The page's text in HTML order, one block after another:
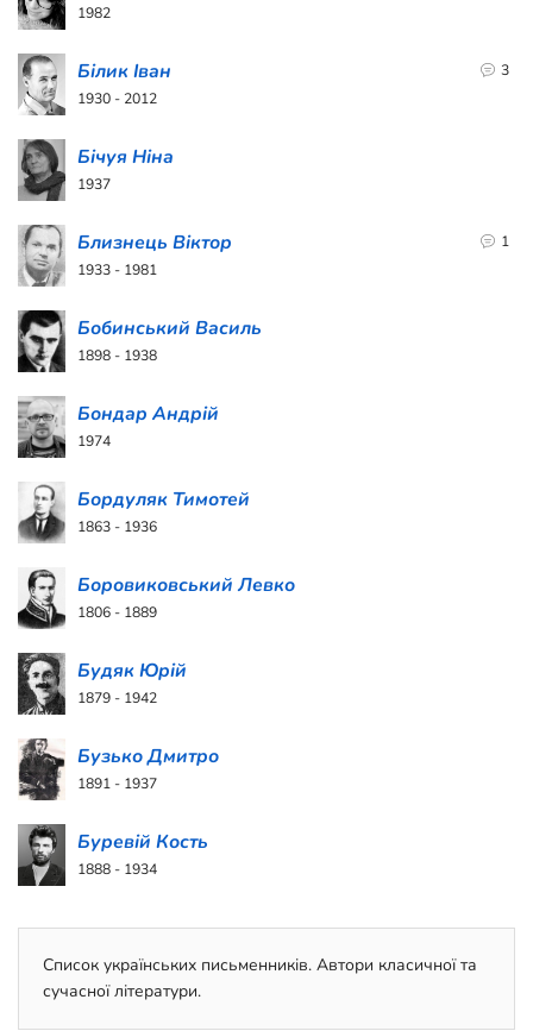
1982
Білик Іван
3
1930 - 2012
Бічуя Ніна
1937
Близнець Віктор
1
1933 - 1981
Бобинський Василь
1898 - 1938
Бондар Андрій
1974
Бордуляк Тимотей
1863 - 1936
Боровиковський Левко
1806 - 1889
Будяк Юрій
1879 - 1942
Бузько Дмитро
1891 - 1937
Буревій Кость
1888 - 1934
Список українських письменників. Автори класичної та
сучасної літератури.